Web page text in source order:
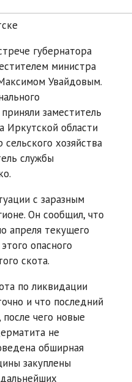
губернатора
министра
Увайдовым.
заместитель
Иркутской области
хозяйства
службы
с заразным
Он сообщил, что
апреля текущего
опасного
скота.
по ликвидации
и что последний
чего новые
не
обширная
закуплены